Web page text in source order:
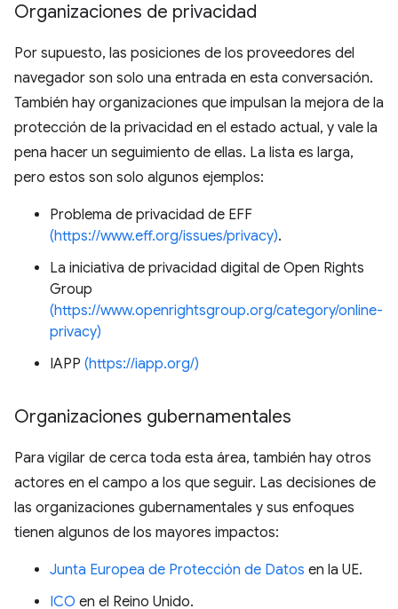
Organizaciones de privacidad
Por supuesto, las posiciones de los proveedores del
navegador son solo una entrada en esta conversación.
También hay organizaciones que impulsan la mejora de la
protección de la privacidad en el estado actual, y vale la
pena hacer un seguimiento de ellas. La lista es larga,
pero estos son solo algunos ejemplos:
Problema de privacidad de EFF
(https://www.eff.org/issues/privacy).
La iniciativa de privacidad digital de Open Rights
Group
(https://www.openrightsgroup.org/category/online-
privacy)
IAPP (https://iapp.org/)
Organizaciones gubernamentales
Para vigilar de cerca toda esta área, también hay otros
actores en el campo a los que seguir. Las decisiones de
las organizaciones gubernamentales y sus enfoques
tienen algunos de los mayores impactos:
Junta Europea de Protección de Datos en la UE.
ICO en el Reino Unido.